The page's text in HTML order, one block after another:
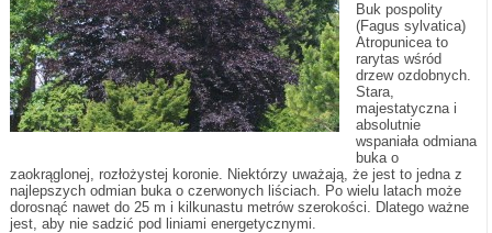
Buk pospolity
(Fagus sylvatica)
Atropunicea to
rarytas wśród
drzew ozdobnych.
Stara,
majestatyczna i
absolutnie
wspaniała odmiana
buka o
zaokrąglonej, rozłożystej koronie. Niektórzy uważają, że jest to jedna z
najlepszych odmian buka o czerwonych liściach. Po wielu latach może
dorosnąć nawet do 25 m i kilkunastu metrów szerokości. Dlatego ważne
jest, aby nie sadzić pod liniami energetycznymi.